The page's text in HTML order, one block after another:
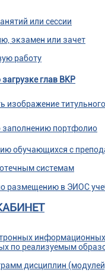
или сессии
экзамен или зачет
работу
загрузке глав ВКР
изображение
заполнению портфолио
обучающихся с
системам
размещению в ЭИОС
информационных
по реализуемым
дисциплин